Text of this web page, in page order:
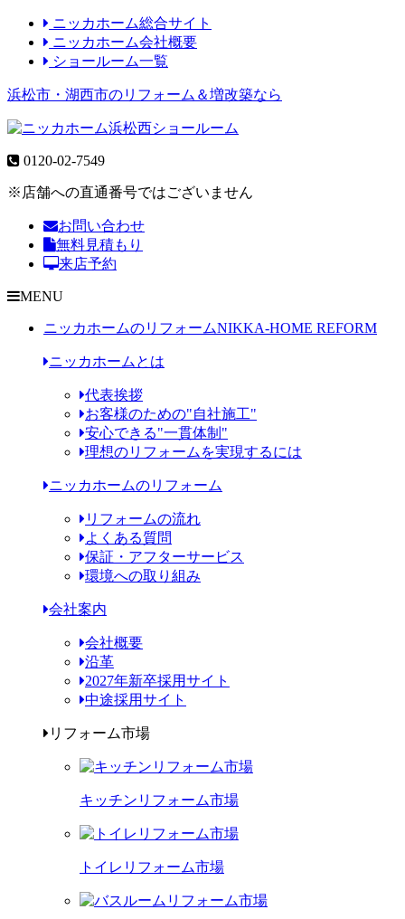
ニッカホーム総合サイト
ニッカホーム会社概要
ショールーム一覧
浜松市・湖西市のリフォーム＆増改築なら
0120-02-7549
※店舗への直通番号ではございません
お問い合わせ
無料見積もり
来店予約
MENU
ニッカホームのリフォームNIKKA-HOME REFORM
ニッカホームとは
代表挨拶
お客様のための"自社施工"
安心できる"一貫体制"
理想のリフォームを実現するには
ニッカホームのリフォーム
リフォームの流れ
よくある質問
保証・アフターサービス
環境への取り組み
会社案内
会社概要
沿革
2027年新卒採用サイト
中途採用サイト
リフォーム市場
キッチンリフォーム市場
トイレリフォーム市場